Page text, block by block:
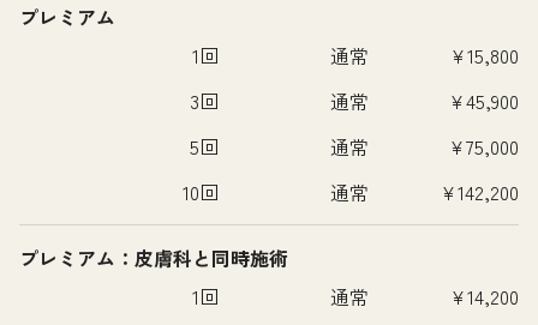
プレミアム
1回
通常
¥15,800
3回
通常
¥45,900
5回
通常
¥75,000
10回
通常 ¥142,200
プレミアム：皮膚科と同時施術
1回
通常
¥14,200